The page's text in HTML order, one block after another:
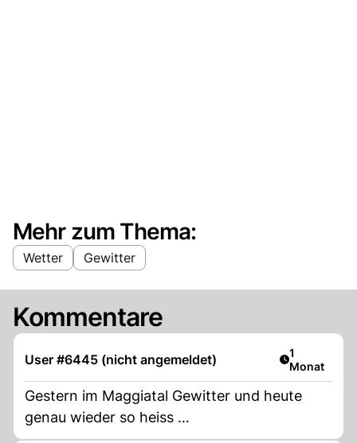
Mehr zum Thema:
Wetter Gewitter
Kommentare
User #6445 (nicht angemeldet) Artikel
1
Monat
Gestern im Maggiatal Gewitter und heute
genau wieder so heiss …